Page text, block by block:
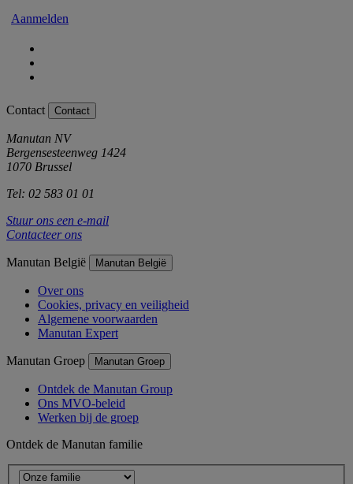
Aanmelden
Contact Contact
Manutan NV
Bergensesteenweg 1424
1070 Brussel
Tel: 02 583 01 01
Stuur ons een e-mail
Contacteer ons
Manutan België Manutan België
Over ons
Cookies, privacy en veiligheid
Algemene voorwaarden
Manutan Expert
Manutan Groep Manutan Groep
Ontdek de Manutan Group
Ons MVO-beleid
Werken bij de groep
Ontdek de Manutan familie